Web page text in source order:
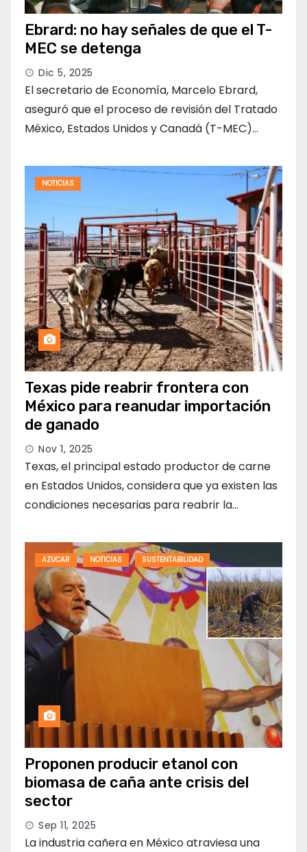
Ebrard: no hay señales de que el T-
MEC se detenga
Dic 5, 2025
El secretario de Economía, Marcelo Ebrard,
aseguró que el proceso de revisión del Tratado
México, Estados Unidos y Canadá (T-MEC)…
NOTICIAS
Texas pide reabrir frontera con
México para reanudar importación
de ganado
Nov 1, 2025
Texas, el principal estado productor de carne
en Estados Unidos, considera que ya existen las
condiciones necesarias para reabrir la…
AZUCAR NOTICIAS SUSTENTABILIDAD
Proponen producir etanol con
biomasa de caña ante crisis del
sector
Sep 11, 2025
La industria cañera en México atraviesa una